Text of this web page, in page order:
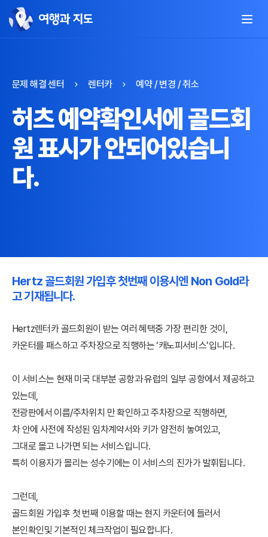
문제 해결 센터 렌터카 예약 / 변경 / 취소
허츠 예약확인서에 골드회
원 표시가 안되어있습니
다.
Hertz 골드회원 가입후 첫번째 이용시엔 Non Gold라
고 기재됩니다.
Hertz렌터카 골드회원이 받는 여러 혜택중 가장 편리한 것이,
카운터를 패스하고 주차장으로 직행하는 ‘캐노피서비스’입니다.
이 서비스는 현재 미국 대부분 공항과 유럽의 일부 공항에서 제공하고
있는데,
전광판에서 이름/주차위치 만 확인하고 주차장으로 직행하면,
차 안에 사전에 작성된 임차계약서와 키가 얌전히 놓여있고,
그대로 몰고 나가면 되는 서비스입니다.
특히 이용자가 몰리는 성수기에는 이 서비스의 진가가 발휘됩니다.
그런데,
골드회원 가입후 첫 번째 이용할 때는 현지 카운터에 들러서
본인확인및 기본적인 체크작업이 필요합니다.